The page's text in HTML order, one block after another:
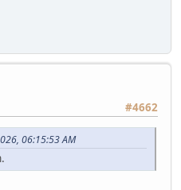
#4662
06:15:53 AM